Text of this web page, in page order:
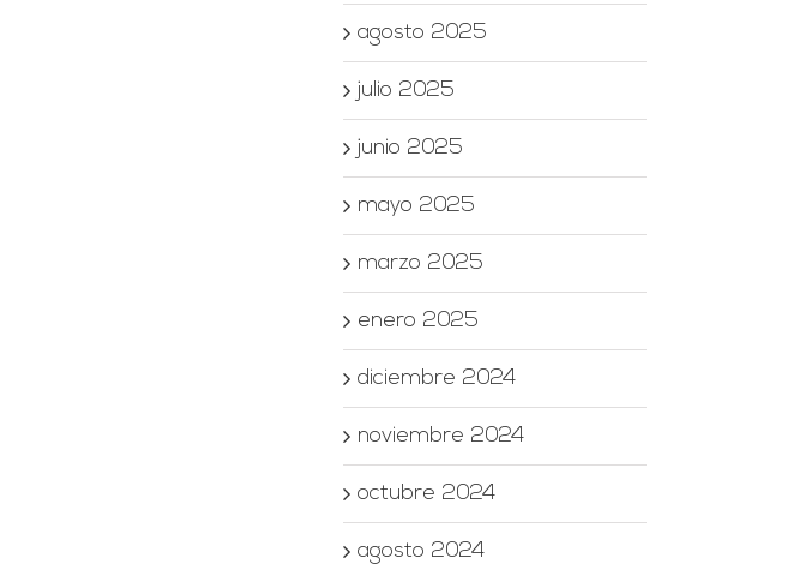
agosto 2025
julio 2025
junio 2025
mayo 2025
marzo 2025
enero 2025
diciembre 2024
noviembre 2024
octubre 2024
agosto 2024